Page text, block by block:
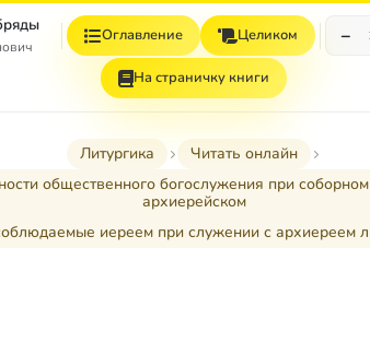
Оглавление Целиком −
На страничку книги
Литургика
Читать онлайн
общественного богослужения при
архиерейском
иереем при служении с архиереем